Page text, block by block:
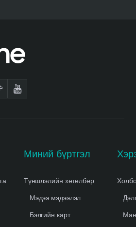
Миний бүртгэл
Түншлэлийн хөтөлбөр
Мэдээ мэдээлэл
Бэлгийн карт